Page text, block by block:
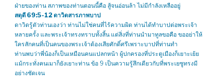
ฝ่ายของท่าน สภาพของท่านตอนนี้คือ สู้จนอ่อนล้า ไม่มีกำลังเหลืออยู่
สดุดี 69:5-12 ดาวิดสารภาพบาป
ดาวิดรู้ตัวท่านเองว่า ท่านไม่ใช่คนที่ไร้ความผิด ท่านได้ทำบาปต่อพระเจ้า
หลายครั้ง และพระเจ้าทรงทราบทั้งสิ้น แต่สิ่งที่ท่านนำมาทูลขอคือ ขออย่าให้
ใครสักคนที่เป็นคนของพระเจ้าต้องเสียศักดิ์ศรีเพราะบาปที่ท่านทำ
ท่านพบว่าพี่น้องก็เป็นเหมือนคนแปลกหน้า ผู้ปกครองที่ประตูเมืองก็เยาะเย้ย
แม้กระทั่งคนเมาก็ยังเยาะท่าน ข้อ 9 เป็นความรู้สึกเดียวกับที่พระเยซูทรงมี
อย่างชัดเจน